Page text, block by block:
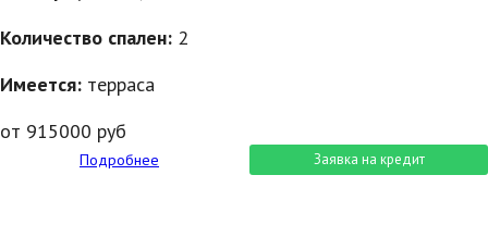
Количество спален: 2
Имеется: терраса
от 915000 руб
Подробнее Заявка на кредит